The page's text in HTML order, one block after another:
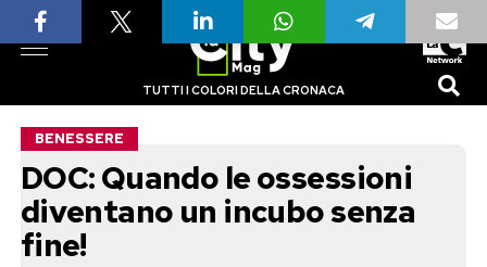
TUTTI I COLORI DELLA CRONACA
BENESSERE
DOC: Quando le ossessioni
diventano un incubo senza
fine!